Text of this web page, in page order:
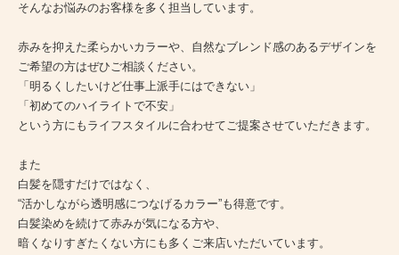
そんなお悩みのお客様を多く担当しています。
赤みを抑えた柔らかいカラーや、自然なブレンド感のあるデザインを
ご希望の方はぜひご相談ください。
「明るくしたいけど仕事上派手にはできない」
「初めてのハイライトで不安」
という方にもライフスタイルに合わせてご提案させていただきます。
また
白髪を隠すだけではなく、
“活かしながら透明感につなげるカラー”も得意です。
白髪染めを続けて赤みが気になる方や、
暗くなりすぎたくない方にも多くご来店いただいています。